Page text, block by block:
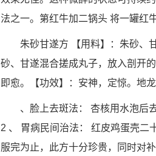
法之一。第红牛加二锅头 将一罐红
朱砂甘遂方 【用料】：朱砂、
砂、甘遂混合搓成丸子，放入剖开
即愈。【功效】：安神，定惊。地
、脸上去斑法： 杏核用水泡后
2 、 胃病民间治法： 红皮鸡蛋壳二
服完为止，此方十分珍贵，同时对